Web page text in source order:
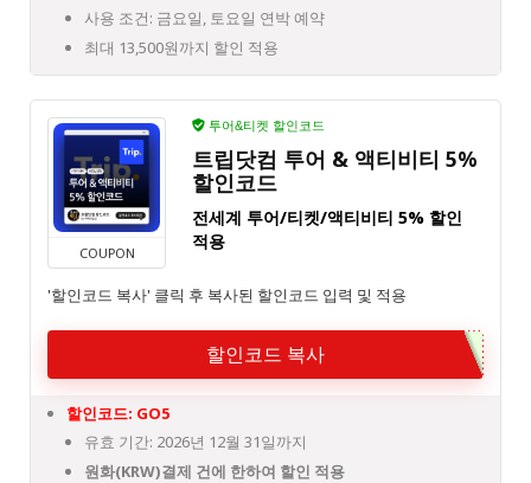
사용 조건: 금요일, 토요일 연박 예약
최대 13,500원까지 할인 적용
COUPON
투어&티켓 할인코드
트립닷컴 투어 & 액티비티 5%
할인코드
전세계 투어/티켓/액티비티 5% 할인
적용
'할인코드 복사' 클릭 후 복사된 할인코드 입력 및 적용
할인코드 복사
할인코드: GO5
유효 기간: 2026년 12월 31일까지
원화(KRW)결제 건에 한하여 할인 적용